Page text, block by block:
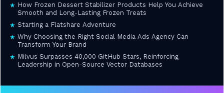
★ How Frozen Dessert Stabilizer Products Help You Achieve
Smooth and Long-Lasting Frozen Treats
★ Starting a Flatshare Adventure
★ Why Choosing the Right Social Media Ads Agency Can
Transform Your Brand
★ Milvus Surpasses 40,000 GitHub Stars, Reinforcing
Leadership in Open-Source Vector Databases